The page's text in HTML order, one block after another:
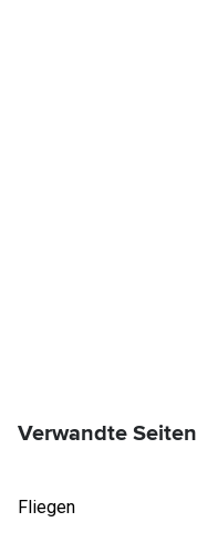
Verwandte Seiten
Fliegen